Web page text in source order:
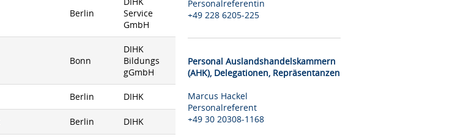
Berlin
Service
GmbH
Bonn
DIHK
Bildungs
gGmbH
Berlin DIHK
Berlin DIHK
Personalreferentin
+49 228 6205-225
Personal Auslandshandelskammern
(AHK), Delegationen, Repräsentanzen
Marcus Hackel
Personalreferent
+49 30 20308-1168